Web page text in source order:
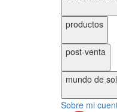
productos
post-venta
mundo de
Sobre mi